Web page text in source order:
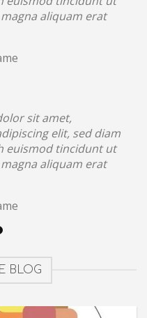
aliquam erat
sit amet,
elit, sed diam
euismod tincidunt ut
aliquam erat
BLOG